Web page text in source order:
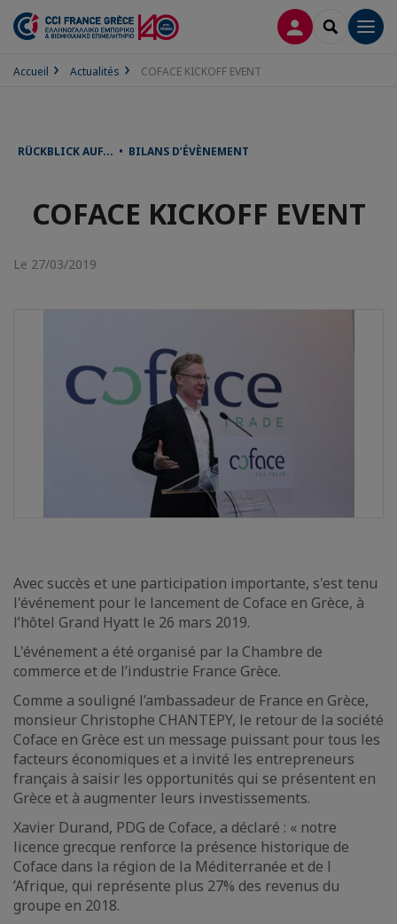
CONNEXION
Accueil Actualités COFACE KICKOFF EVENT
RÜCKBLICK AUF... • BILANS D’ÉVÈNEMENT
COFACE KICKOFF EVENT
Le 27/03/2019
Avec succès et une participation importante, s'est tenu
l'événement pour le lancement de Coface en Grèce, à
l’hôtel Grand Hyatt le 26 mars 2019.
L'événement a été organisé par la Chambre de
commerce et de l’industrie France Grèce.
Comme a souligné l’ambassadeur de France en Grèce,
monsieur Christophe CHANTEPY, le retour de la société
Coface en Grèce est un message puissant pour tous les
facteurs économiques et a invité les entrepreneurs
français à saisir les opportunités qui se présentent en
Grèce et à augmenter leurs investissements.
Xavier Durand, PDG de Coface, a déclaré : « notre
licence grecque renforce la présence historique de
Coface dans la région de la Méditerranée et de l
’Afrique, qui représente plus 27% des revenus du
groupe en 2018.